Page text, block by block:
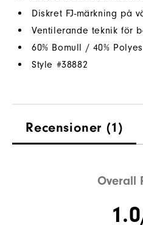
Diskret FJ-märkning på
Ventilerande teknik för
60% Bomull / 40%
Style #38882
Recensioner (1)
Overall